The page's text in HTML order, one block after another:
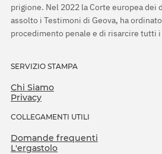
prigione. Nel 2022 la Corte europea
assolto i Testimoni di Geova, ha
procedimento penale e di risarcire tutti
SERVIZIO STAMPA
Chi Siamo
Privacy
COLLEGAMENTI UTILI
Domande frequenti
L'ergastolo